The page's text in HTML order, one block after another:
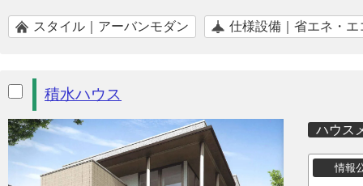
スタイル｜アーバンモダン 仕様設備｜省エネ・エ
積水ハウス
ハウス
情報